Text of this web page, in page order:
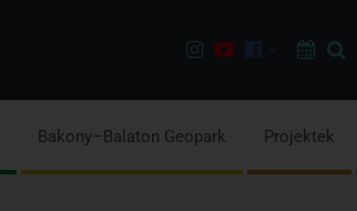
Instagram
YoutubeFacebook
Bakony–Balaton Geopark Projektek